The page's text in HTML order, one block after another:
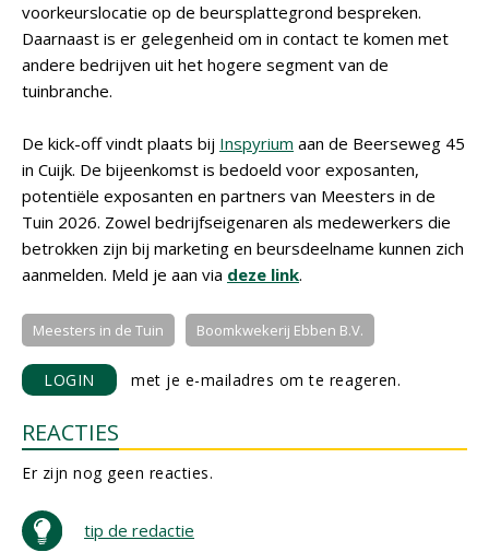
voorkeurslocatie op de beursplattegrond bespreken.
Daarnaast is er gelegenheid om in contact te komen met
andere bedrijven uit het hogere segment van de
tuinbranche.
De kick-off vindt plaats bij Inspyrium aan de Beerseweg 45
in Cuijk. De bijeenkomst is bedoeld voor exposanten,
potentiële exposanten en partners van Meesters in de
Tuin 2026. Zowel bedrijfseigenaren als medewerkers die
betrokken zijn bij marketing en beursdeelname kunnen zich
aanmelden. Meld je aan via deze link.
Meesters in de Tuin Boomkwekerij Ebben B.V.
LOGIN met je e-mailadres om te reageren.
REACTIES
Er zijn nog geen reacties.
tip de redactie